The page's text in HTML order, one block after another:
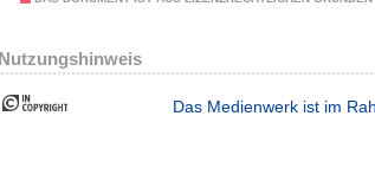
Nutzungshinweis
Das Medienwerk ist im